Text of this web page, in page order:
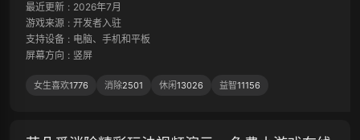
最近更新 : 2026年7月
游戏来源 : 开发者入驻
支持设备 : 电脑、手机和平板
屏幕方向 : 竖屏
女生喜欢1776 消除2501 休闲13026 益智11156